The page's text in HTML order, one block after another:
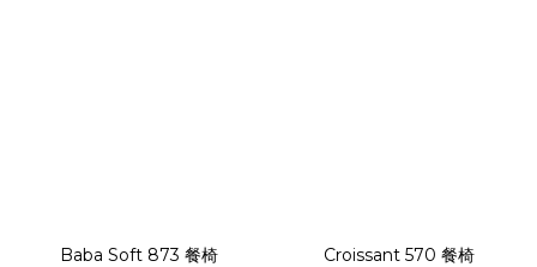
Baba Soft 873 餐椅 Croissant 570 餐椅